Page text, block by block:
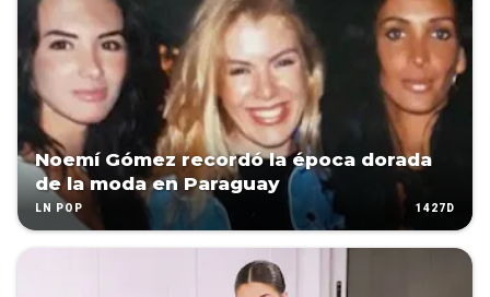
Noemí Gómez recordó la época dorada
de la moda en Paraguay
LN POP 1427D